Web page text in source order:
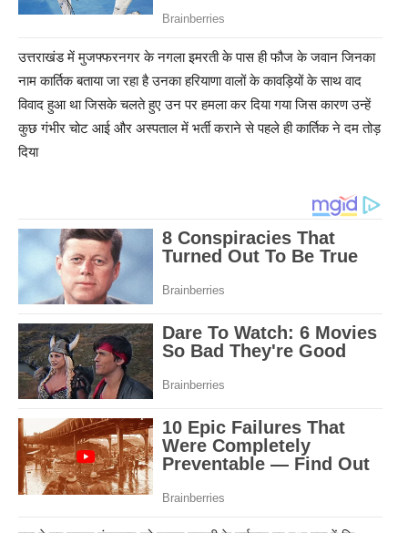
उत्तराखंड में मुजफ्फरनगर के नगला इमरती के पास ही फौज के जवान जिनका
नाम कार्तिक बताया जा रहा है उनका हरियाणा वालों के कावड़ियों के साथ वाद
विवाद हुआ था जिसके चलते हुए उन पर हमला कर दिया गया जिस कारण उन्हें
कुछ गंभीर चोट आई और अस्पताल में भर्ती कराने से पहले ही कार्तिक ने दम तोड़
दिया